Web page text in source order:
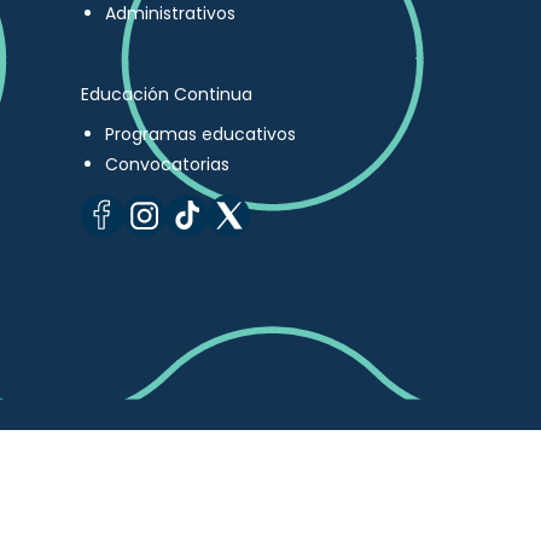
Administrativos
Educación Continua
Programas educativos
Convocatorias